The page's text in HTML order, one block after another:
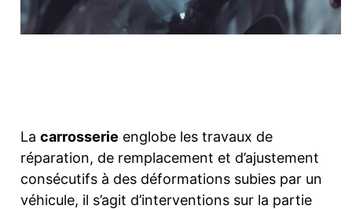
La carrosserie englobe les travaux de
réparation, de remplacement et d’ajustement
consécutifs à des déformations subies par un
véhicule, il s’agit d’interventions sur la partie